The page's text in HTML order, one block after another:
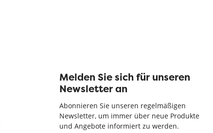
Melden Sie sich für unseren
Newsletter an
Abonnieren Sie unseren regelmäßigen
Newsletter, um immer über neue Produkte
und Angebote informiert zu werden.